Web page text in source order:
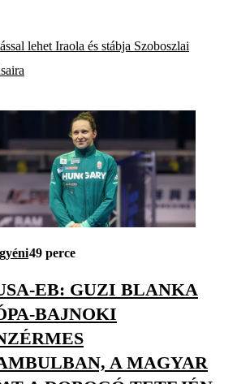
lehet Iraola és stábja Szoboszlai
49 perce
EB: GUZI BLANKA
BAJNOKI
A MAGYAR